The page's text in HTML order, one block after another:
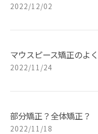
2022/12/02
マウスピース矯正のよ
2022/11/24
部分矯正？全体矯正？
2022/11/18